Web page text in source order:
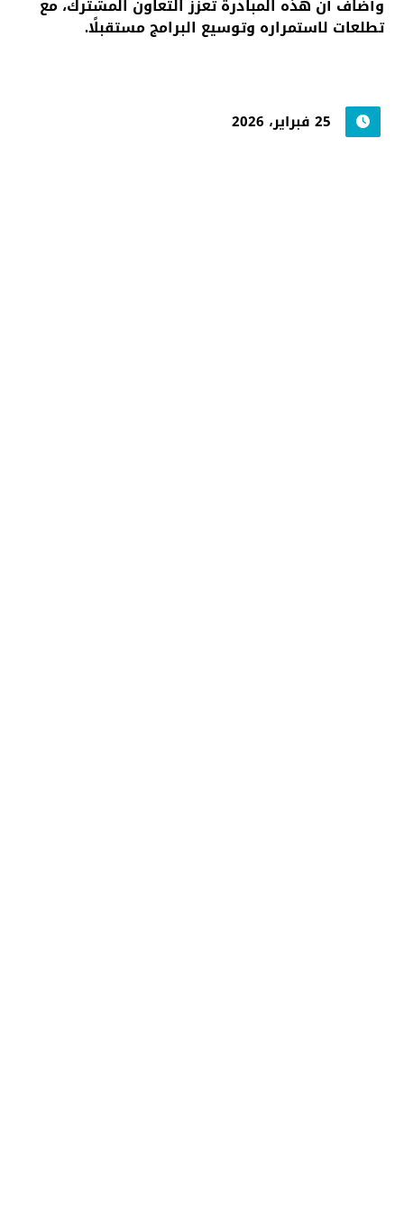
وأضاف أن هذه المبادرة تعزز التعاون المشترك، مع
تطلعات لاستمراره وتوسيع البرامج مستقبلًا.
25 فبراير، 2026